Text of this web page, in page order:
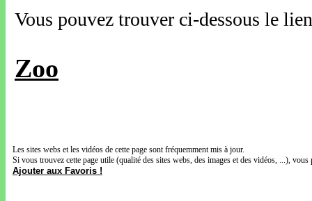
Vous pouvez trouver ci-dessous le
Zoo
Les sites webs et les vidéos de cette page sont fréquemment mis à jour.
Si vous trouvez cette page utile (qualité des sites webs, des images et des vidéos, ...),
Ajouter aux Favoris !